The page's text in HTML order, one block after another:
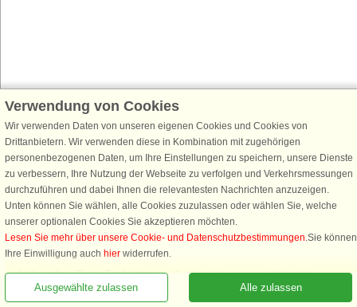
Rufen Sie an, um zu buchen
Verwendung von Cookies
Wir verwenden Daten von unseren eigenen Cookies und Cookies von
Drittanbietern. Wir verwenden diese in Kombination mit zugehörigen
personenbezogenen Daten, um Ihre Einstellungen zu speichern, unsere Dienste
zu verbessern, Ihre Nutzung der Webseite zu verfolgen und Verkehrsmessungen
durchzuführen und dabei Ihnen die relevantesten Nachrichten anzuzeigen.
Unten können Sie wählen, alle Cookies zuzulassen oder wählen Sie, welche
unserer optionalen Cookies Sie akzeptieren möchten.
Lesen Sie mehr über unsere Cookie- und Datenschutzbestimmungen.Sie können
Ihre Einwilligung auch hier widerrufen.
Notwendige: Diese Cookies tragen dazu bei, dass unsere Webseite
funktioniert, indem sie grundlegende Funktionen, wie das Erinnern an die
Alle zulassen
Ausgewählte zulassen